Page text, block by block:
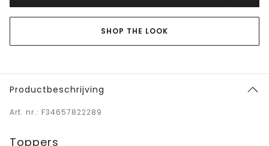
SHOP THE LOOK
Productbeschrijving
Art. nr.: F34657822289
Toppers